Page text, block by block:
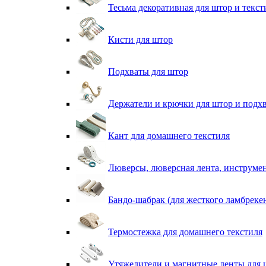
Тесьма декоративная для штор и
Кисти для штор
Подхваты для штор
Держатели и крючки для штор и
Кант для домашнего текстиля
Люверсы, люверсная лента,
Бандо-шабрак (для жесткого
Термостежка для домашнего текстиля
Утяжелители и магнитные ленты для